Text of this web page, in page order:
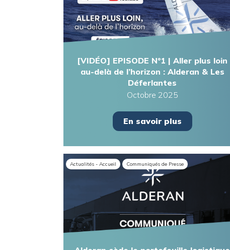
[VIDÉO] EPISODE N°1 | Aller plus loin
au-delà de l’horizon : Alderan & Les
Déferlantes
Octobre 2025
En savoir plus
Actualités - Accueil Communiqués de Presse